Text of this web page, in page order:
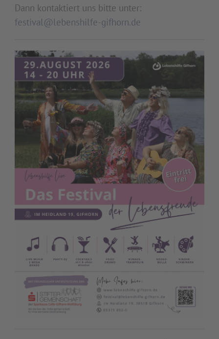
Dann kontaktiert uns bitte unter:
festival@lebenshilfe-gifhorn.de